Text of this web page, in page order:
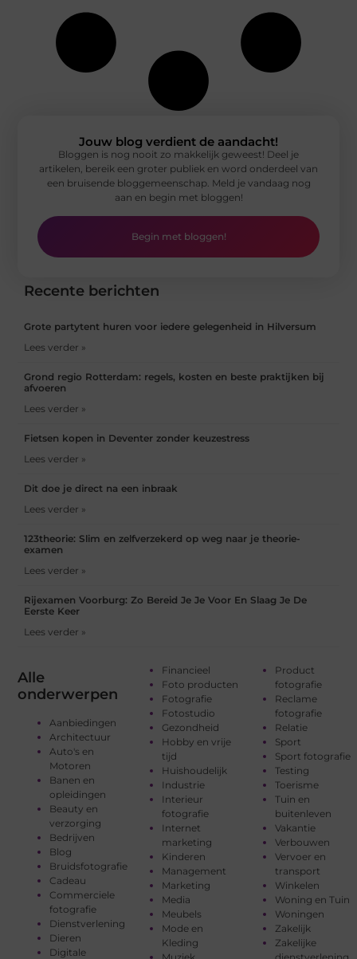
Alle
onderwerpen
Aanbiedingen
Architectuur
Auto's en
Motoren
Banen en
opleidingen
Beauty en
verzorging
Bedrijven
Blog
Bruidsfotografie
Cadeau
Commerciele
fotografie
Dienstverlening
Dieren
Digitale
Financieel
Foto producten
Fotografie
Fotostudio
Gezondheid
Hobby en vrije
tijd
Huishoudelijk
Industrie
Interieur
fotografie
Internet
marketing
Kinderen
Management
Marketing
Media
Meubels
Mode en
Kleding
Product
fotografie
Reclame
fotografie
Relatie
Sport
Sport fotografie
Testing
Toerisme
Tuin en
buitenleven
Vakantie
Verbouwen
Vervoer en
transport
Winkelen
Woning en Tuin
Woningen
Zakelijk
Zakelijke
Recente berichten
Grote partytent huren voor iedere gelegenheid in Hilversum
Lees verder »
Grond regio Rotterdam: regels, kosten en beste praktijken bij
afvoeren
Lees verder »
Fietsen kopen in Deventer zonder keuzestress
Lees verder »
Dit doe je direct na een inbraak
Lees verder »
123theorie: Slim en zelfverzekerd op weg naar je theorie-
examen
Lees verder »
Rijexamen Voorburg: Zo Bereid Je Je Voor En Slaag Je De
Eerste Keer
Lees verder »
Jouw blog verdient de aandacht!
Bloggen is nog nooit zo makkelijk geweest! Deel je
artikelen, bereik een groter publiek en word onderdeel van
een bruisende bloggemeenschap. Meld je vandaag nog
aan en begin met bloggen!
Begin met bloggen!